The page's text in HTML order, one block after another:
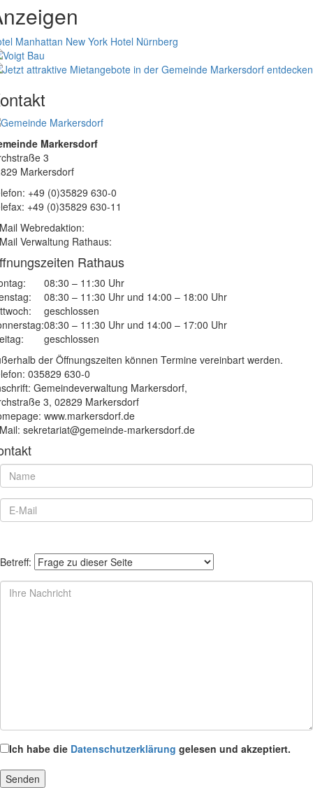
Manhattan New York Hotel Nürnberg
Markersdorf
3
Markersdorf
+49 (0)35829 630-0
+49 (0)35829 630-11
Webredaktion:
Verwaltung Rathaus:
Rathaus
08:30 – 11:30 Uhr
08:30 – 11:30 Uhr und 14:00 – 18:00 Uhr
geschlossen
08:30 – 11:30 Uhr und 14:00 – 17:00 Uhr
geschlossen
der Öffnungszeiten können Termine vereinbart werden.
035829 630-0
Gemeindeverwaltung Markersdorf,
3, 02829 Markersdorf
www.markersdorf.de
sekretariat@gemeinde-markersdorf.de
Betreff:
Ich habe die Datenschutzerklärung gelesen und akzeptiert.